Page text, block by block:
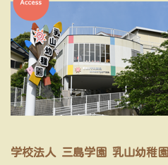
学校法人 三島学園 乳山幼稚園